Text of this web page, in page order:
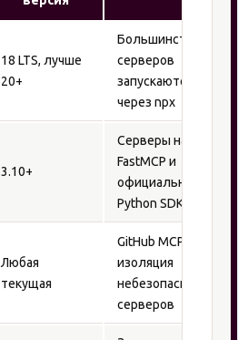
18 LTS, лучше
20+
Большинство
серверов
запускаются
через npx
3.10+
Серверы на
FastMCP и
официальном
Python SDK
Любая
текущая
GitHub MCP,
изоляция
небезопасных
серверов